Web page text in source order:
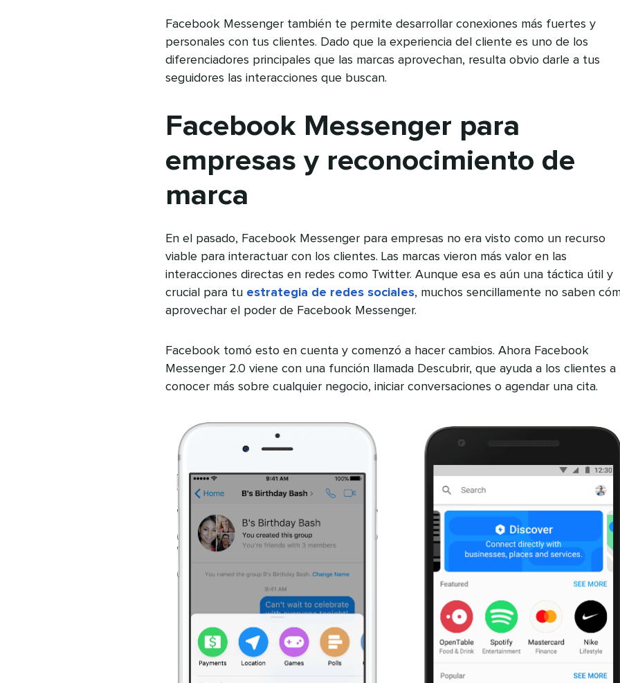
Facebook Messenger también te permite desarrollar conexiones más fuertes y
personales con tus clientes. Dado que la experiencia del cliente es uno de los
diferenciadores principales que las marcas aprovechan, resulta obvio darle a tus
seguidores las interacciones que buscan.
Facebook Messenger para
empresas y reconocimiento de
marca
En el pasado, Facebook Messenger para empresas no era visto como un recurso
viable para interactuar con los clientes. Las marcas vieron más valor en las
interacciones directas en redes como Twitter. Aunque esa es aún una táctica útil y
crucial para tu estrategia de redes sociales, muchos sencillamente no saben
aprovechar el poder de Facebook Messenger.
Facebook tomó esto en cuenta y comenzó a hacer cambios. Ahora Facebook
Messenger 2.0 viene con una función llamada Descubrir, que ayuda a los clientes a
conocer más sobre cualquier negocio, iniciar conversaciones o agendar una cita.